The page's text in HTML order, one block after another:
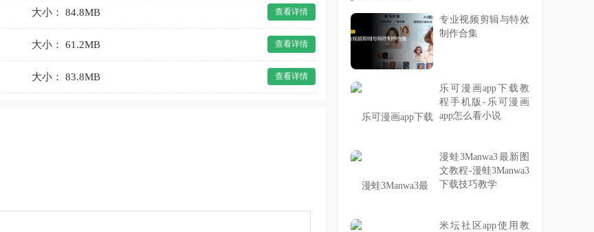
大小： 84.8MB 查看详情
大小： 61.2MB 查看详情
大小： 83.8MB 查看详情
专业视频剪辑与特效
制作合集
乐可漫画app下载教
程手机版-乐可漫画
app怎么看小说
漫蛙3Manwa3最新图
文教程-漫蛙3Manwa3
下载技巧教学
米坛社区app使用教